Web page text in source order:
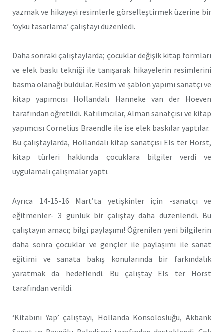
yazmak ve hikayeyi resimlerle görselleştirmek üzerine bir
‘öykü tasarlama’ çalıştayı düzenledi.
Daha sonraki çalıştaylarda; çocuklar değişik kitap formları
ve elek baskı tekniği ile tanışarak hikayelerin resimlerini
basma olanağı buldular. Resim ve şablon yapımı sanatçı ve
kitap yapımcısı Hollandalı Hanneke van der Hoeven
tarafından öğretildi. Katılımcılar, Alman sanatçısı ve kitap
yapımcısı Cornelius Braendle ile ise elek baskılar yaptılar.
Bu çalıştaylarda, Hollandalı kitap sanatçısı Els ter Horst,
kitap türleri hakkında çocuklara bilgiler verdi ve
uygulamalı çalışmalar yaptı.
Ayrıca 14-15-16 Mart’ta yetişkinler için -sanatçı ve
eğitmenler- 3 günlük bir çalıştay daha düzenlendi. Bu
çalıştayın amacı; bilgi paylaşımı! Öğrenilen yeni bilgilerin
daha sonra çocuklar ve gençler ile paylaşımı ile sanat
eğitimi ve sanata bakış konularında bir farkındalık
yaratmak da hedeflendi. Bu çalıştay Els ter Horst
tarafından verildi.
‘Kitabını Yap’ çalıştayı, Hollanda Konsolosluğu, Akbank